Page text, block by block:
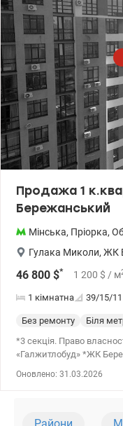
Продажа 1
Бережанський
Мінська, Пріорка,
Гулака Миколи, ЖК
46 800 $* 1 200 $ / м
1 кімнатна 39/15/11
Без ремонту Біля
*3 секція. Право
«Галжитлобуд» *ЖК
Лічильники:
Оновлено: 31.03.2026